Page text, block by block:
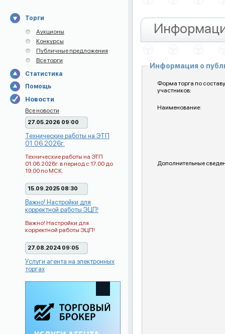
Торги
Аукционы
Конкурсы
Публичные предложения
Все торги
Статистика
Помощь
Новости
Все новости
27.05.2026 09:00
Технические работы на ЭТП
01.06.2026г.
Технические работы на ЭТП
01.06.2026г. в период с 17.00 до
19.00 по МСК.
15.09.2025 08:30
Важно! Настройки для
корректной работы ЭЦП!
Важно! Настройки для
корректной работы ЭЦП!
27.08.2024 09:05
Услуги агента на электронных
торгах
Информация о
Форма торга по составу
участников:
Наименование:
Дополнительные